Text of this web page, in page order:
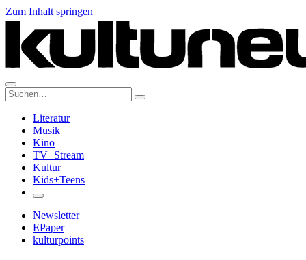
Zum Inhalt springen
Suche:
Literatur
Musik
Kino
TV+Stream
Kultur
Kids+Teens
Newsletter
EPaper
kulturpoints